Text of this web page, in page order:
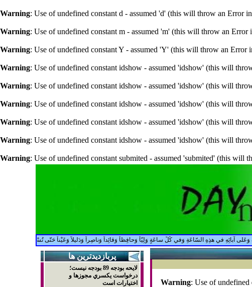
Warning: Use of undefined constant d - assumed 'd' (this will throw an Error
Warning: Use of undefined constant m - assumed 'm' (this will throw an
Warning: Use of undefined constant Y - assumed 'Y' (this will throw an Error
Warning: Use of undefined constant idshow - assumed 'idshow' (this will
Warning: Use of undefined constant idshow - assumed 'idshow' (this will
Warning: Use of undefined constant idshow - assumed 'idshow' (this will
Warning: Use of undefined constant idshow - assumed 'idshow' (this will
Warning: Use of undefined constant idshow - assumed 'idshow' (this will
Warning: Use of undefined constant submited - assumed 'submited' (this will
في هذِهِ السّاعَةِ وَفي كُلِّ ساعَةٍ وَلِيّاً وَحافِظاً وَقائِداً وَناصِراً وَدَليلاً وَعَيْناً حَتّى تُسْكِنَهُ أَرْضَكَ طَوْعاً
Warning: Use of undefined
پربازديدترين ها
لايحه بودجه 89 بودجه نيست؛
درخواست يکسري مجوزها و
اختيارات است